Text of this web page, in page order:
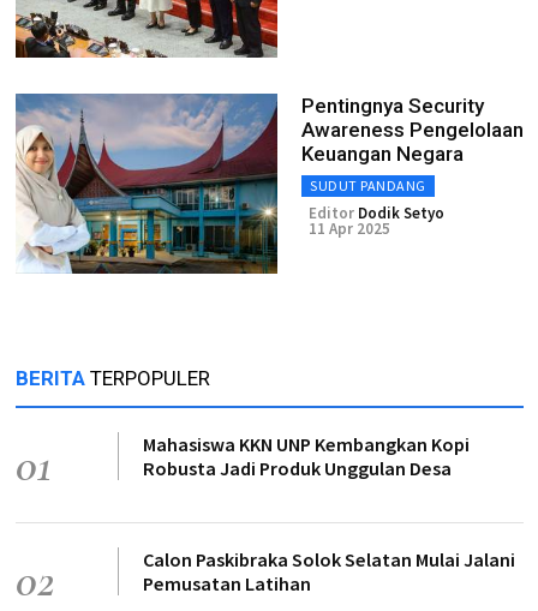
Pentingnya Security
Awareness Pengelolaan
Keuangan Negara
SUDUT PANDANG
Editor Dodik Setyo
11 Apr 2025
BERITA TERPOPULER
01
Mahasiswa KKN UNP Kembangkan Kopi
Robusta Jadi Produk Unggulan Desa
02
Calon Paskibraka Solok Selatan Mulai Jalani
Pemusatan Latihan